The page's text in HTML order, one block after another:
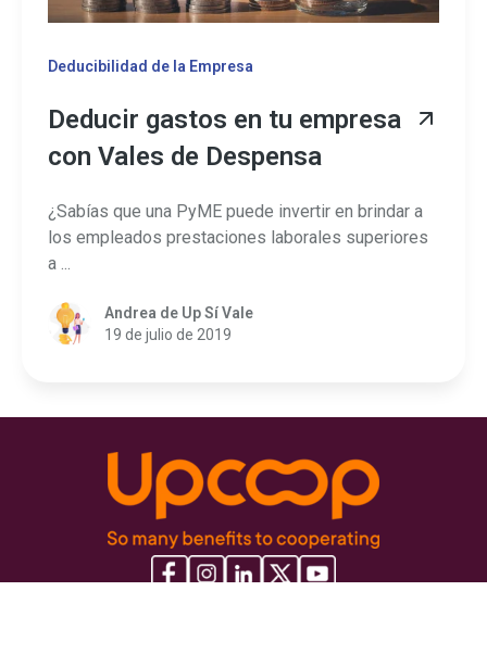
Deducibilidad de la Empresa
Deducir gastos en tu empresa
con Vales de Despensa
¿Sabías que una PyME puede invertir en brindar a
los empleados prestaciones laborales superiores
a ...
Andrea de Up Sí Vale
19 de julio de 2019